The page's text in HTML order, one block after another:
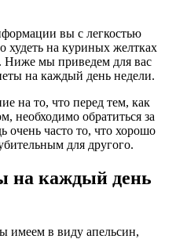
вы с легкостью
худеть на куриных желтках
Ниже мы приведем для вас
на каждый день недели.
на то, что перед тем, как
необходимо обратиться за
очень часто то, что хорошо
для другого.
на каждый день
имеем в виду апельсин,